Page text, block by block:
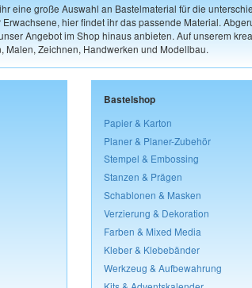
eine große Auswahl an Bastelmaterial für die
hier findet ihr das passende Material.
Angebot im Shop hinaus anbieten. Auf unserem
Malen, Zeichnen, Handwerken und Modellbau.
Bastelshop
Papier & Karton
Planer & Planer-Zubehör
Stempel & Embossing
Stanzen & Prägen
Schablonen & Masken
Verzierung & Dekoration
Farben & Mixed Media
Kleber & Klebebänder
Werkzeug & Aufbewahrung